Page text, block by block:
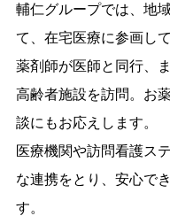
輔仁グループでは、地
て、在宅医療に参画して
薬剤師が医師と同行、
高齢者施設を訪問。お
談にもお応えします。
医療機関や訪問看護ス
な連携をとり、安心で
す。